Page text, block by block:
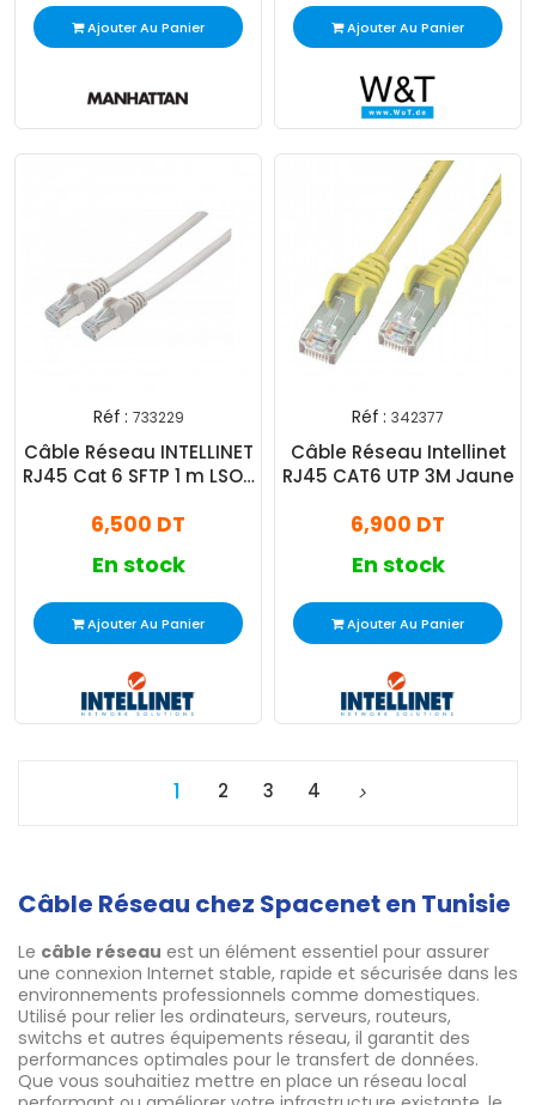
Ajouter Au Panier Ajouter Au Panier
Réf : 733229
Câble Réseau INTELLINET
RJ45 Cat 6 SFTP 1 m LSOH
6,500 DT
En stock
Ajouter Au Panier
Réf : 342377
Câble Réseau Intellinet
RJ45 CAT6 UTP 3M Jaune
6,900 DT
En stock
Ajouter Au Panier
1 2 3 4
Câble Réseau chez Spacenet en Tunisie
Le câble réseau est un élément essentiel pour assurer
une connexion Internet stable, rapide et sécurisée dans les
environnements professionnels comme domestiques.
Utilisé pour relier les ordinateurs, serveurs, routeurs,
switchs et autres équipements réseau, il garantit des
performances optimales pour le transfert de données.
Que vous souhaitiez mettre en place un réseau local